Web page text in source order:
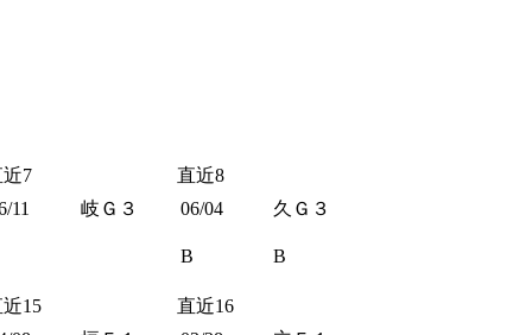
7
直近8
11 岐Ｇ３ 06/04 久Ｇ３
B B
15
直近16